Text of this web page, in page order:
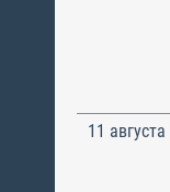
11 августа